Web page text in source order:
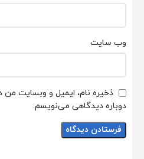
وب‌ سایت
ذخیره نام، ایمیل و وبسایت من
دوباره دیدگاهی می‌نویسم.